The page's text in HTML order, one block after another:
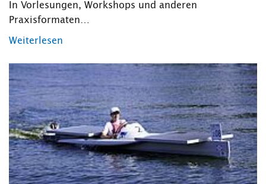
In Vorlesungen, Workshops und anderen
Praxisformaten…
Weiterlesen